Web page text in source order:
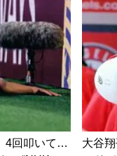
4回叩いて…
大谷